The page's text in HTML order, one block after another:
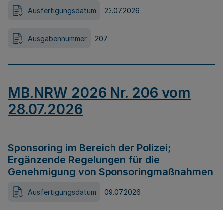
Ausfertigungsdatum 23.07.2026
Ausgabennummer 207
MB.NRW 2026 Nr. 206 vom
28.07.2026
Sponsoring im Bereich der Polizei;
Ergänzende Regelungen für die
Genehmigung von Sponsoringmaßnahmen
Ausfertigungsdatum 09.07.2026